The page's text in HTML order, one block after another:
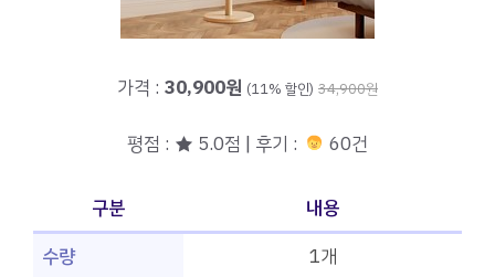
가격 : 30,900원 (11% 할인) 34,900원
평점 : ★ 5.0점 | 후기 : 60건
구분
내용
수량
1개